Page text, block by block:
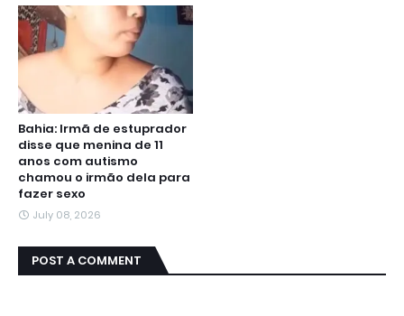
Bahia: Irmã de estuprador
disse que menina de 11
anos com autismo
chamou o irmão dela para
fazer sexo
July 08, 2026
POST A COMMENT